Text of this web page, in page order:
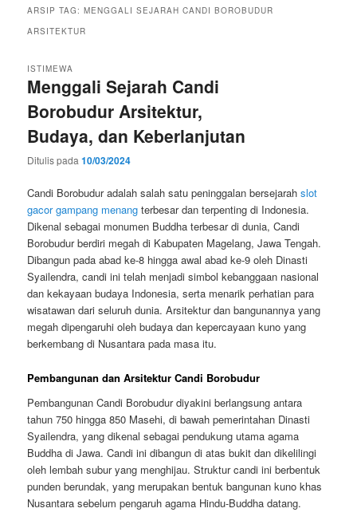
ARSIP TAG:MENGGALI SEJARAH CANDI BOROBUDUR
ARSITEKTUR
Menggali Sejarah Candi
Borobudur Arsitektur,
Budaya, dan Keberlanjutan
ISTIMEWA
Ditulis pada10/03/2024
Candi Borobudur adalah salah satu peninggalan bersejarahslot
gacor gampang menang terbesar dan terpenting di Indonesia.
Dikenal sebagai monumen Buddha terbesar di dunia, Candi
Borobudur berdiri megah di Kabupaten Magelang, Jawa Tengah.
Dibangun pada abad ke-8 hingga awal abad ke-9 oleh Dinasti
Syailendra, candi ini telah menjadi simbol kebanggaan nasional
dan kekayaan budaya Indonesia, serta menarik perhatian para
wisatawan dari seluruh dunia. Arsitektur dan bangunannya yang
megah dipengaruhi oleh budaya dan kepercayaan kuno yang
berkembang di Nusantara pada masa itu.
Pembangunan dan Arsitektur Candi Borobudur
Pembangunan Candi Borobudur diyakini berlangsung antara
tahun 750 hingga 850 Masehi, di bawah pemerintahan Dinasti
Syailendra, yang dikenal sebagai pendukung utama agama
Buddha di Jawa. Candi ini dibangun di atas bukit dan dikelilingi
oleh lembah subur yang menghijau. Struktur candi ini berbentuk
punden berundak, yang merupakan bentuk bangunan kuno khas
Nusantara sebelum pengaruh agama Hindu-Buddha datang.